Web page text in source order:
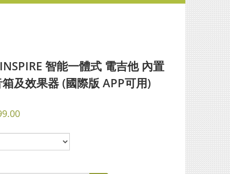
智能一體式 電吉他 內置
及效果器 (國際版 APP可用)